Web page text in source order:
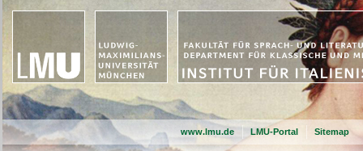
www.lmu.de LMU-Portal Sitemap